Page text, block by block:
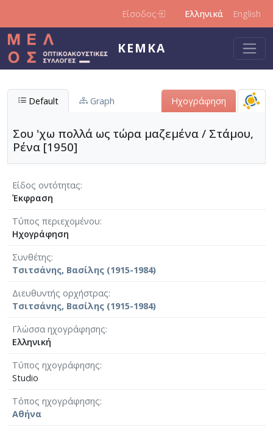
Είσοδος Ελληνικά English
ΚΕΜΚΑ
Default Graph Ηχογράφηση
Σου 'χω πολλά ως τώρα μαζεμένα / Στάμου,
Ρένα [1950]
Είδος οντότητας
Έκφραση
Τύπος περιεχομένου
Ηχογράφηση
Συνθέτης
Τσιτσάνης, Βασίλης (1915-1984)
Διευθυντής ορχήστρας
Τσιτσάνης, Βασίλης (1915-1984)
Γλώσσα ηχογράφησης
Ελληνική
Τύπος ηχογράφησης
Studio
Τόπος ηχογράφησης
Αθήνα